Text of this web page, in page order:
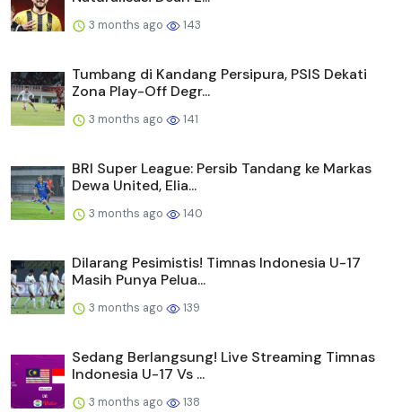
3 months ago 143
Tumbang di Kandang Persipura, PSIS Dekati
Zona Play-Off Degr...
3 months ago 141
BRI Super League: Persib Tandang ke Markas
Dewa United, Elia...
3 months ago 140
Dilarang Pesimistis! Timnas Indonesia U-17
Masih Punya Pelua...
3 months ago 139
Sedang Berlangsung! Live Streaming Timnas
Indonesia U-17 Vs ...
3 months ago 138